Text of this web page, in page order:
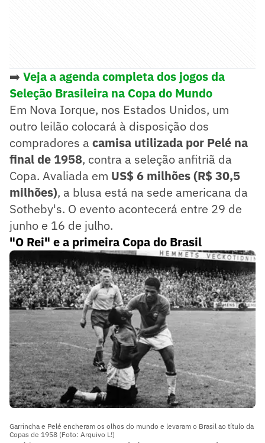
➡️ Veja a agenda completa dos jogos da
Seleção Brasileira na Copa do Mundo
Em Nova Iorque, nos Estados Unidos, um
outro leilão colocará à disposição dos
compradores a camisa utilizada por Pelé na
final de 1958, contra a seleção anfitriã da
Copa. Avaliada em US$ 6 milhões (R$ 30,5
milhões), a blusa está na sede americana da
Sotheby's. O evento acontecerá entre 29 de
junho e 16 de julho.
"O Rei" e a primeira Copa do Brasil
Garrincha e Pelé encheram os olhos do mundo e levaram o Brasil ao título da
Copas de 1958 (Foto: Arquivo L!)